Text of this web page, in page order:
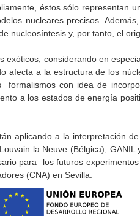
éstos sólo representan
nucleares precisos.
nucleosíntesis y, por tanto, el
considerando en
a la estructura de los
con idea de
a los estados de energía
aplicando a la interpretación
la Neuve (Bélgica),
para los futuros
(CNA) en Sevilla.